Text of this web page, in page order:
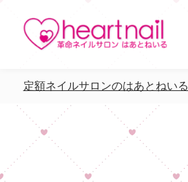
定額ネイルサロンのはあとねいる